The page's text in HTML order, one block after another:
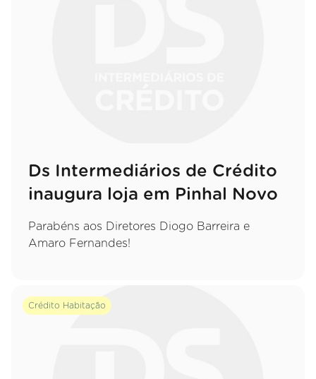
Ds Intermediários de Crédito
inaugura loja em Pinhal Novo
Parabéns aos Diretores Diogo Barreira e
Amaro Fernandes!
Crédito Habitação